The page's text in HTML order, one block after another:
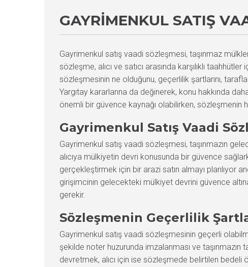
GAYRIMENKUL SATIŞ
Gayrimenkul satış vaadi sözleşmesi, taşınmaz
sözleşme, alıcı ve satıcı arasında karşılıklı
sözleşmesinin ne olduğunu, geçerlilik şartlarını,
Yargıtay kararlarına da değinerek, konu hakkında
önemli bir güvence kaynağı olabilirken, sözleşmenin
Gayrimenkul Satış Vaadi
Gayrimenkul satış vaadi sözleşmesi, taşınmazın
alıcıya mülkiyetin devri konusunda bir güvence
gerçekleştirmek için bir arazi satın almayı planlıyor
girişimcinin gelecekteki mülkiyet devrini güvence
gerekir.
Sözleşmenin Geçerlilik
Gayrimenkul satış vaadi sözleşmesinin geçerli
şekilde noter huzurunda imzalanması ve taşınmazın
devretmek, alıcı için ise sözleşmede belirtilen bedeli